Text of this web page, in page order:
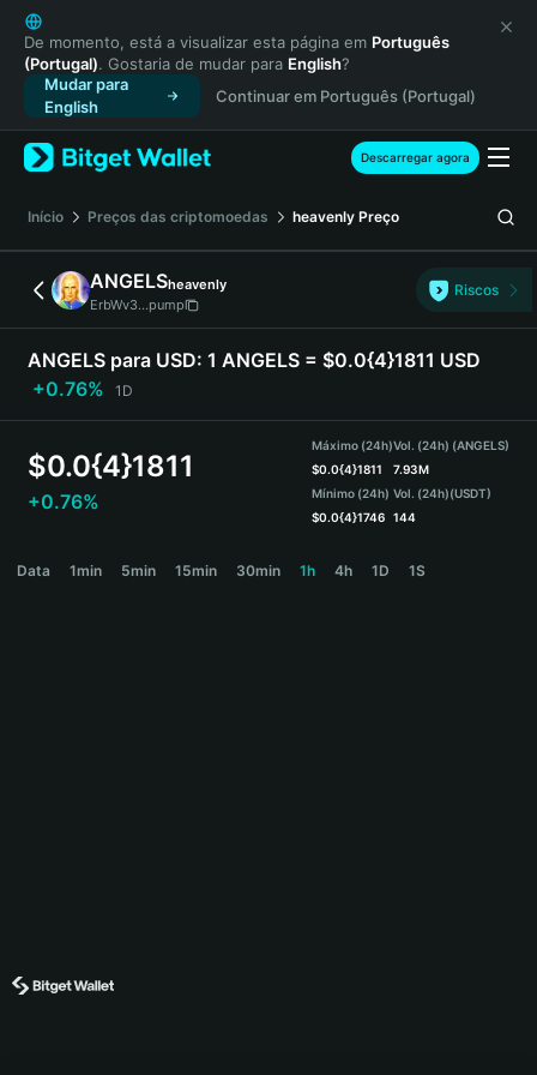
English
日本語
Tiếng Việt
Русский
Español (Latinoamérica)
Türkçe
Français
Deutsch
简体中文
繁體中文
Português (Portugal)
Bahasa Indonesia
ภาษาไทย
हिन्दी
Español
Português (Brasil)
De momento, está a visualizar esta página em Português
(Portugal). Gostaria de mudar para English?
Mudar para
English
Continuar em Português (Portugal)
Descarregar agora
Início Preços das criptomoedas heavenly Preço
ANGELSheavenly
ErbWv3...pump
Riscos
ANGELS para USD: 1 ANGELS = $0.0{4}1811 USD
+0.76%
1D
$0.0{4}1811
+0.76%
Máximo (24h)
$0.0{4}1811
Mínimo (24h)
$0.0{4}1746
Vol. (24h) (ANGELS)
7.93M
Vol. (24h)(USDT)
144
Data 1min 5min 15min 30min 1h 4h 1D 1S